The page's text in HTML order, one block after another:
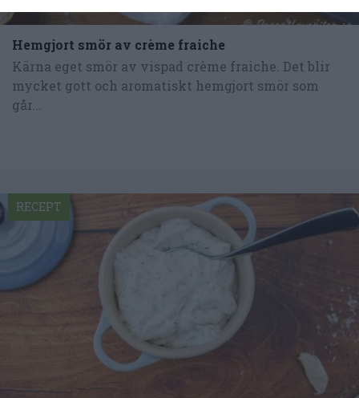
Hemgjort smör av crème fraiche
Kärna eget smör av vispad crème fraiche. Det blir
mycket gott och aromatiskt hemgjort smör som
går...
RECEPT